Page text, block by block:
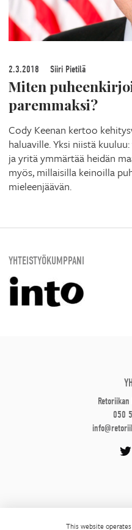
This website
2.3.2018 Siiri Pietilä
Miten
paremmaksi?
Cody Keenan kertoo
haluaville. Yksi niistä
ja yritä ymmärtää heidän
myös, millaisilla keinoilla
mieleenjäävän.
YHTEISTYÖKUMPPANI
050